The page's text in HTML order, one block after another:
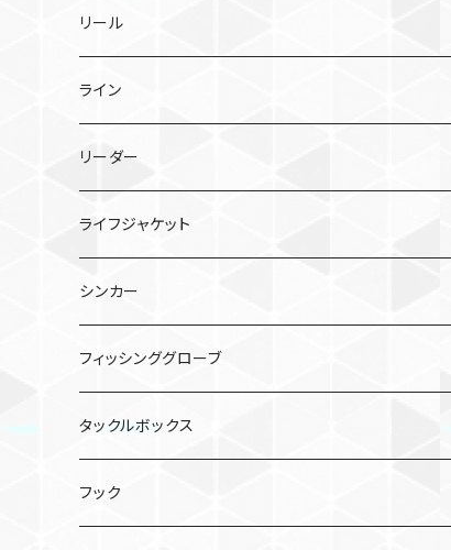
メタルジグ
TGトウキチロウ
TGライダー
コソジグ ミニ
ビンビンメタルTG タイプスロー
タイラバ
TGビンビンスイッチ
TGビンビンスイッチ キャンディ
ポッパー
バイブレーション
エギ
クリンチ フラッシュブースト
虫系
ワーム
ミノー／シャッド
リール
スピニングリール
ベイトリール
ライン
PEライン
シーガー PE X8
シーガー PEX8 ルアーエディション
リーダー
シーガー グランドマックスFX
ライフジャケット
シンカー
バレットシンカー
ビフテキシンカー
2WAY SINKER TG
フィッシンググローブ
タックルボックス
フック